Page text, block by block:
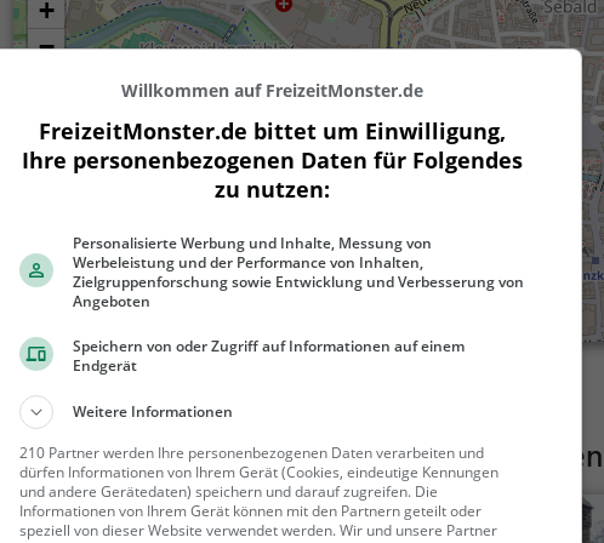
+
−
Ähnliche Aktivitäten wieHenkerturm /
St. Sebald Kirche
Willkommen auf FreizeitMonster.de
FreizeitMonster.de bittet um Einwilligung,
Ihre personenbezogenen Daten für Folgendes
zu nutzen:
Personalisierte Werbung und Inhalte, Messung von
Werbeleistung und der Performance von Inhalten,
Zielgruppenforschung sowie Entwicklung und Verbesserung von
Angeboten
Speichern von oder Zugriff auf Informationen auf einem
Endgerät
Weitere Informationen
210 Partner werden Ihre personenbezogenen Daten verarbeiten und
dürfen Informationen von Ihrem Gerät (Cookies, eindeutige Kennungen
und andere Gerätedaten) speichern und darauf zugreifen. Die
Informationen von Ihrem Gerät können mit den Partnern geteilt oder
speziell von dieser Website verwendet werden. Wir und unsere Partner